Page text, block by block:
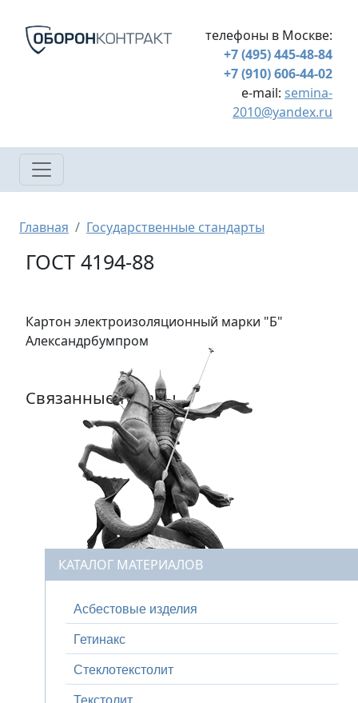
телефоны в Москве:
+7 (495) 445-48-84
+7 (910) 606-44-02
e-mail: semina-
2010@yandex.ru
Строка навигации
Главная Государственные стандарты
ГОСТ 4194-88
Картон электроизоляционный марки "Б"
Александрбумпром
Связанные товары
КАТАЛОГ МАТЕРИАЛОВ
Асбестовые изделия
Гетинакс
Стеклотекстолит
Текстолит